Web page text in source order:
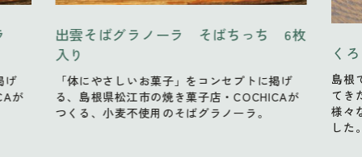
げ
が
出雲そばグラノーラ そばちっち 6枚
入り
「体にやさしいお菓子」をコンセプトに掲げ
る、島根県松江市の焼き菓子店・COCHICAが
つくる、小麦不使用のそばグラノーラ。
く
島根
てき
様々
した